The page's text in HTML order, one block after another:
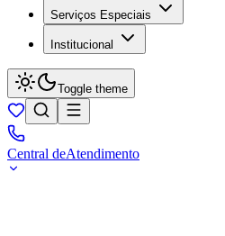
Serviços Especiais
Institucional
Toggle theme
Central deAtendimento